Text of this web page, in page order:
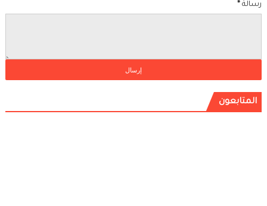
رسالة *
المتابعون